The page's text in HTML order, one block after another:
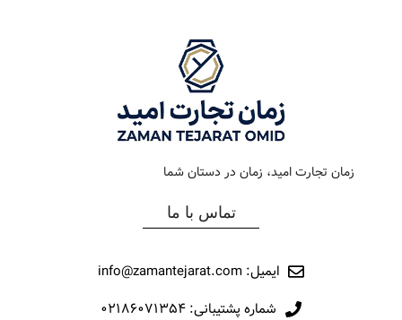
کلاسیک
رفرانس 147
جنس بند
نوع ساعت
رفرانس
برند
زمان تجارت امید، زمان در دستان شما
تماس با ما
ایمیل: info@zamantejarat.com
شماره پشتیبانی: ۰۲۱۸۶۰۷۱۳۵۴